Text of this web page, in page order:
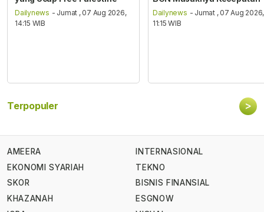
Dailynews - Jumat , 07 Aug 2026,
14:15 WIB
Dailynews - Jumat , 07 Aug 2026,
11:15 WIB
Terpopuler >
AMEERA
EKONOMI SYARIAH
SKOR
KHAZANAH
INTERNASIONAL
TEKNO
BISNIS FINANSIAL
ESGNOW